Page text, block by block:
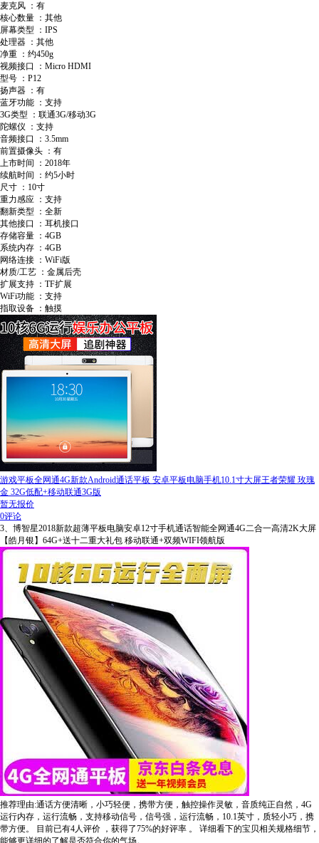
麦克风 ：有
核心数量 ：其他
屏幕类型 ：IPS
处理器 ：其他
净重 ：约450g
视频接口 ：Micro HDMI
型号 ：P12
扬声器 ：有
蓝牙功能 ：支持
3G类型 ：联通3G/移动3G
陀螺仪 ：支持
音频接口 ：3.5mm
前置摄像头 ：有
上市时间 ：2018年
续航时间 ：约5小时
尺寸 ：10寸
重力感应 ：支持
翻新类型 ：全新
其他接口 ：耳机接口
存储容量 ：4GB
系统内存 ：4GB
网络连接 ：WiFi版
材质/工艺 ：金属后壳
扩展支持 ：TF扩展
WiFi功能 ：支持
指取设备 ：触摸
游戏平板全网通4G新款Android通话平板 安卓平板电脑手机10.1寸大屏王者荣耀 玫瑰
金 32G低配+移动联通3G版
暂无报价
0评论
3、博智星2018新款超薄平板电脑安卓12寸手机通话智能全网通4G二合一高清2K大屏
【皓月银】64G+送十二重大礼包 移动联通+双频WIFI领航版
推荐理由:通话方便清晰，小巧轻便，携带方便，触控操作灵敏，音质纯正自然，4G
运行内存，运行流畅，支持移动信号，信号强，运行流畅，10.1英寸，质轻小巧，携
带方便。
目前已有4人评价 ，获得了75%的好评率 。
详细看下的宝贝相关规格细节，
能够更详细的了解是否符合你的气场。